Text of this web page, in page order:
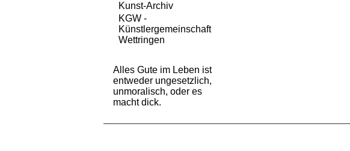
Kunst-Archiv
KGW -
Künstlergemeinschaft
Wettringen
Alles Gute im Leben ist
entweder ungesetzlich,
unmoralisch, oder es
macht dick.